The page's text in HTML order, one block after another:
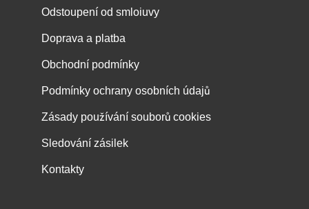
Odstoupení od smloiuvy
Doprava a platba
Obchodní podmínky
Podmínky ochrany osobních údajů
Zásady používání souborů cookies
Sledování zásilek
Kontakty